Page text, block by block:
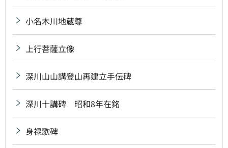
小名木川地蔵尊
上行菩薩立像
深川山山講登山再建立手伝碑
深川十講碑 昭和8年在銘
身禄歌碑